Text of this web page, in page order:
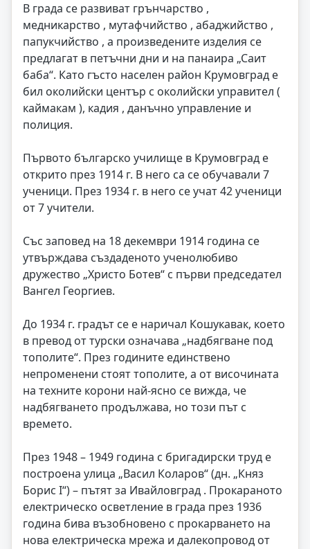
В града се развиват грънчарство ,
медникарство , мутафчийство , абаджийство ,
папукчийство , а произведените изделия се
предлагат в петъчни дни и на панаира „Саит
баба“. Като гъсто населен район Крумовград е
бил околийски център с околийски управител (
каймакам ), кадия , данъчно управление и
полиция.
Първото българско училище в Крумовград е
открито през 1914 г. В него са се обучавали 7
ученици. През 1934 г. в него се учат 42 ученици
от 7 учители.
Със заповед на 18 декември 1914 година се
утвърждава създаденото ученолюбиво
дружество „Христо Ботев“ с първи председател
Вангел Георгиев.
До 1934 г. градът се е наричал Кошукавак, което
в превод от турски означава „надбягване под
тополите“. През годините единствено
непроменени стоят тополите, а от височината
на техните корони най-ясно се вижда, че
надбягването продължава, но този път с
времето.
През 1948 – 1949 година с бригадирски труд е
построена улица „Васил Коларов“ (дн. „Княз
Борис I“) – пътят за Ивайловград . Прокараното
електрическо осветление в града през 1936
година бива възобновено с прокарването на
нова електрическа мрежа и далекопровод от